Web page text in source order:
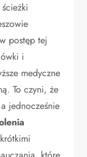
postęp tej
i
medyczne
To czyni, że
jednocześnie